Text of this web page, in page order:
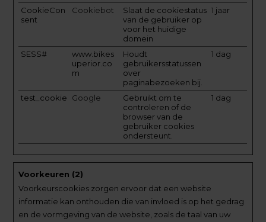
CookieCon
sent
Cookiebot
Slaat de cookiestatus
van de gebruiker op
voor het huidige
domein
1 jaar
SESS#
www.bikes
uperior.co
m
Houdt
gebruikersstatussen
over
paginabezoeken bij.
1 dag
test_cookie Google
Gebruikt om te
controleren of de
browser van de
gebruiker cookies
ondersteunt.
1 dag
Voorkeuren (2)
Voorkeurscookies zorgen ervoor dat een website
informatie kan onthouden die van invloed is op het gedrag
en de vormgeving van de website, zoals de taal van uw